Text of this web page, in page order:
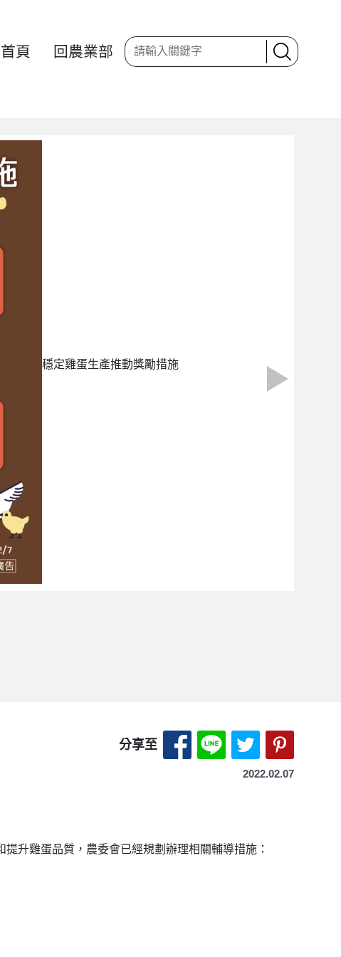
頁 回農業部
穩定雞蛋生產推動獎勵措施
分享至 分享至 Facebook-另開新
分享至 LINE-另開
分享至 X（
2022.02.07
升雞蛋品質，農委會已經規劃辦理相關輔導措施：